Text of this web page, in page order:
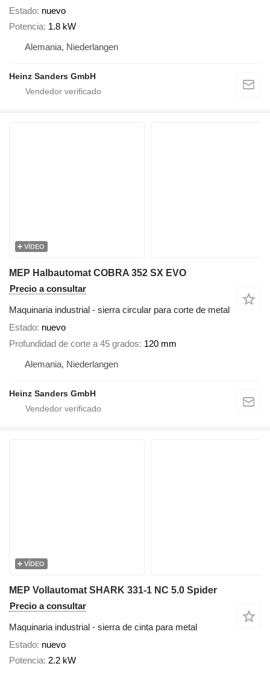
Estado nuevo
Potencia 1.8 kW
Alemania, Niederlangen
Heinz Sanders GmbH
VÍDEO
MEP Halbautomat COBRA 352 SX EVO
Precio a consultar
Maquinaria industrial - sierra circular para corte de metal
Estado nuevo
Profundidad de corte a 45 grados 120 mm
Alemania, Niederlangen
Heinz Sanders GmbH
VÍDEO
MEP Vollautomat SHARK 331-1 NC 5.0 Spider
Precio a consultar
Maquinaria industrial - sierra de cinta para metal
Estado nuevo
Potencia 2.2 kW